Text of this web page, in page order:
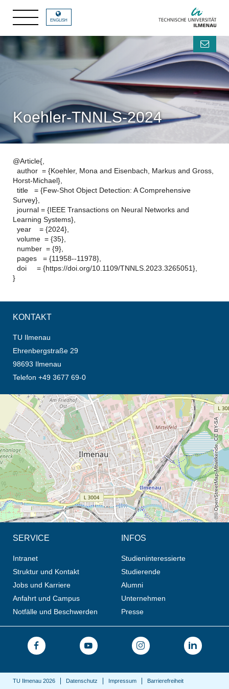
ENGLISH
Koehler-TNNLS-2024
@Article{,
author = {Koehler, Mona and Eisenbach, Markus and Gross,
Horst-Michael},
title = {Few-Shot Object Detection: A Comprehensive
Survey},
journal = {IEEE Transactions on Neural Networks and
Learning Systems},
year = {2024},
volume = {35},
number = {9},
pages = {11958--11978},
doi = {https://doi.org/10.1109/TNNLS.2023.3265051},
}
KONTAKT
TU Ilmenau
Ehrenbergstraße 29
98693 Ilmenau
Telefon +49 3677 69-0
Öffnet die Anfahrtsbeschreibung in neuem Tab (Karte)
© OpenStreetMap-Mitwirkende, CC BY-SA
SERVICE
Intranet
Struktur und Kontakt
Jobs und Karriere
Anfahrt und Campus
Notfälle und Beschwerden
INFOS
Studieninteressierte
Studierende
Alumni
Unternehmen
Presse
TU Ilmenau 2026 Datenschutz Impressum Barrierefreiheit